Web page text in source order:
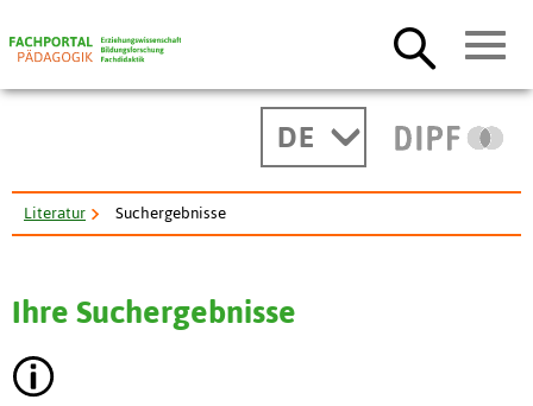
DE
Literatur Suchergebnisse
Ihre Suchergebnisse